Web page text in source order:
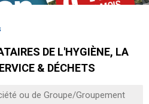
DE L'HYGIÈNE, LA
& DÉCHETS